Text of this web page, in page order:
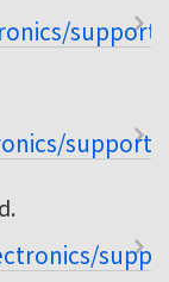
support
support